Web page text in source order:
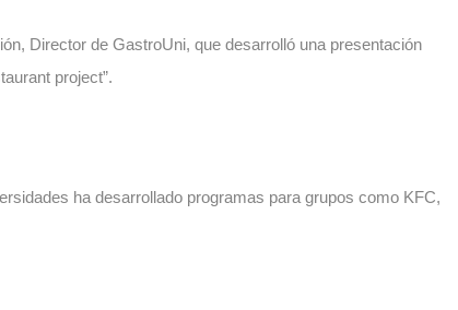
Director de GastroUni, que desarrolló una presentación
project”.
ha desarrollado programas para grupos como KFC,